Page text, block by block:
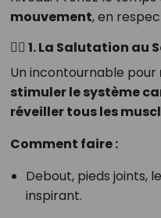
mouvement, en
🧘‍♀️ 1.La Salutation au
Un incontournable pour
stimuler le système
réveiller tous les
Comment faire :
Debout, pieds joints,
inspirant.